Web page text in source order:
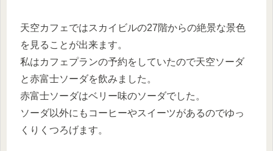
天空カフェではスカイビルの27階からの絶景な景色
を見ることが出来ます。
私はカフェプランの予約をしていたので天空ソーダ
と赤富士ソーダを飲みました。
赤富士ソーダはベリー味のソーダでした。
ソーダ以外にもコーヒーやスイーツがあるのでゆっ
くりくつろげます。